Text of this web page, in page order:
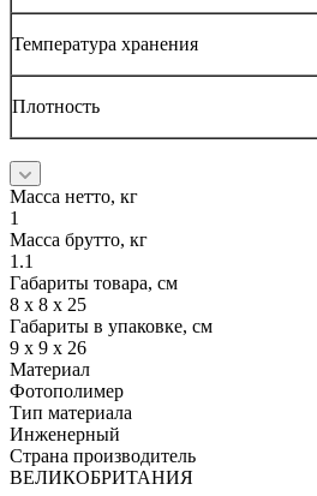
Температура хранения
Плотность
Масса нетто, кг
1
Масса брутто, кг
1.1
Габариты товара, см
8 х 8 х 25
Габариты в упаковке, см
9 х 9 х 26
Материал
Фотополимер
Тип материала
Инженерный
Страна производитель
ВЕЛИКОБРИТАНИЯ